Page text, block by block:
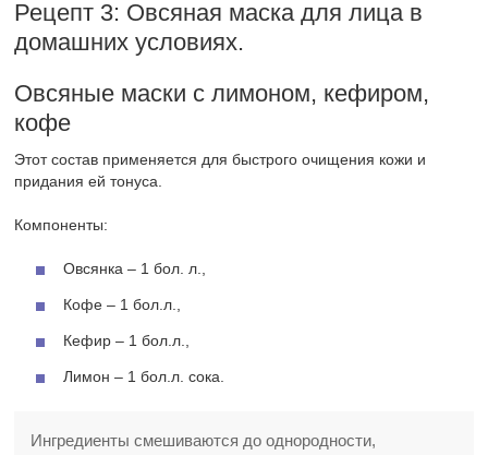
Рецепт 3: Овсяная маска для лица в
домашних условиях.
Овсяные маски с лимоном, кефиром,
кофе
Этот состав применяется для быстрого очищения кожи и
придания ей тонуса.
Компоненты:
Овсянка – 1 бол. л.,
Кофе – 1 бол.л.,
Кефир – 1 бол.л.,
Лимон – 1 бол.л. сока.
Ингредиенты смешиваются до однородности,